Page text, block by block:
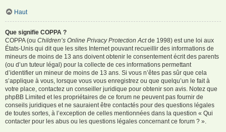
Haut
Que signifie COPPA ?
COPPA (ou Children’s Online Privacy Protection Actde 1998) est une loi aux
États-Unis qui dit que les sites Internet pouvant recueillir des informations de
mineurs de moins de 13 ans doivent obtenir le consentement écrit des parents
(ou d’un tuteur légal) pour la collecte de ces informations permettant
d’identifier un mineur de moins de 13 ans. Si vous n’êtes pas sûr que cela
s’applique à vous, lorsque vous vous enregistrez ou que quelqu’un le fait à
votre place, contactez un conseiller juridique pour obtenir son avis. Notez que
phpBB Limited et les propriétaires de ce forum ne peuvent pas fournir de
conseils juridiques et ne sauraient être contactés pour des questions légales
de toutes sortes, à l’exception de celles mentionnées dans la question « Qui
contacter pour les abus ou les questions légales concernant ce forum ? ».